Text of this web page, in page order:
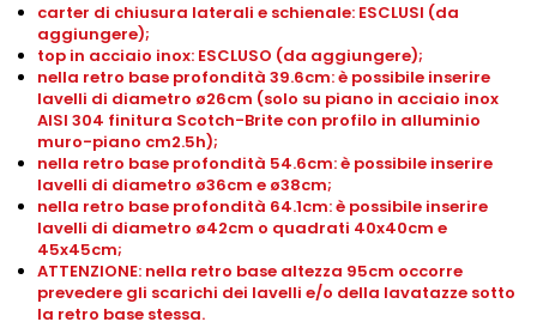
carter di chiusura laterali e schienale: ESCLUSI (da
aggiungere);
top in acciaio inox: ESCLUSO (da aggiungere);
nella retro base profondità 39.6cm: è possibile inserire
lavelli di diametro ø26cm (solo su piano in acciaio inox
AISI 304 finitura Scotch-Brite con profilo in alluminio
muro-piano cm2.5h);
nella retro base profondità 54.6cm: è possibile inserire
lavelli di diametro ø36cm e ø38cm;
nella retro base profondità 64.1cm: è possibile inserire
lavelli di diametro ø42cm o quadrati 40x40cm e
45x45cm;
ATTENZIONE: nella retro base altezza 95cm occorre
prevedere gli scarichi dei lavelli e/o della lavatazze sotto
la retro base stessa.